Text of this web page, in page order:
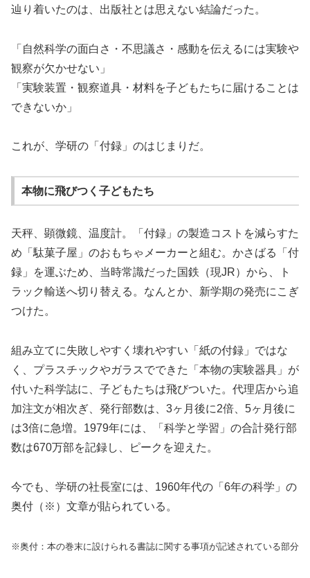
辿り着いたのは、出版社とは思えない結論だった。
「自然科学の面白さ・不思議さ・ 感動を伝えるには実験や
観察が欠かせない」
「実験装置・観察道具・ 材料を子どもたちに届けることは
できないか」
これが、学研の「付録」のはじまりだ。
本物に飛びつく子どもたち
天秤、顕微鏡、温度計。「付録」の製造コストを減らすた
め「 駄菓子屋」のおもちゃメーカーと組む。かさばる「付
録」
を運ぶため、当時常識だった国鉄（現JR）から、
ト
ラック輸送へ切り替える。なんとか、 新学期の発売にこぎ
つけた。
組み立てに失敗しやすく壊れやすい「紙の付録」ではな
く、 プラスチックやガラスでできた「本物の実験器具」 が
付いた科学誌に、子どもたちは飛びついた。 代理店から追
加注文が相次ぎ、発行部数は、3ヶ月後に2倍、 5ヶ月後に
は3倍に急増。1979年には、「科学と学習」 の合計発行部
数は670万部を記録し、ピークを迎えた。
今でも、学研の社長室には、1960年代の「6年の科学」 の
奥付（※）文章が貼られている。
※奥付： 本の巻末に設けられる書誌に関する事項が記述されている部分